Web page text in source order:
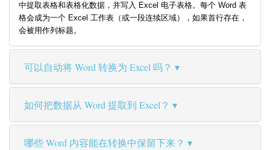
中提取表格和表格化数据，并写入 Excel 电子表格。每个 Word 表
格会成为一个 Excel 工作表（或一段连续区域），如果首行存在，
会被用作列标题。
可以自动将 Word 转换为 Excel 吗？
如何把数据从 Word 提取到 Excel？
哪些 Word 内容能在转换中保留下来？